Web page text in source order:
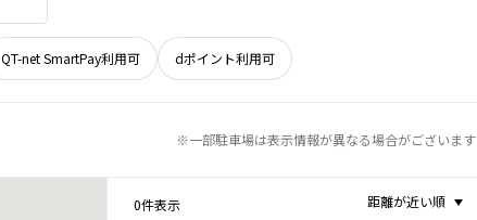
QT-net SmartPay利用可 dポイント利用可
※一部駐車場は表示情報が異なる場合がございます
0件表示 距離が近い順